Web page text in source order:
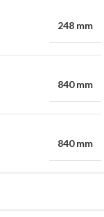
248 mm
840 mm
840 mm